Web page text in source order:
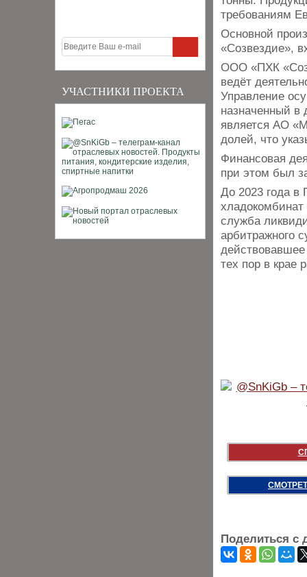
УЧАСТНИКИ ПРОЕКТА
требованиям
Основной
«Созвездие»,
ООО «ПХК
ведёт
Управление
назначенный в
является АО
долей, что
Финансовая
при этом был
До 2023 года в
хладокомбинат
служба
арбитражного
тех пор в крае
Поделиться с